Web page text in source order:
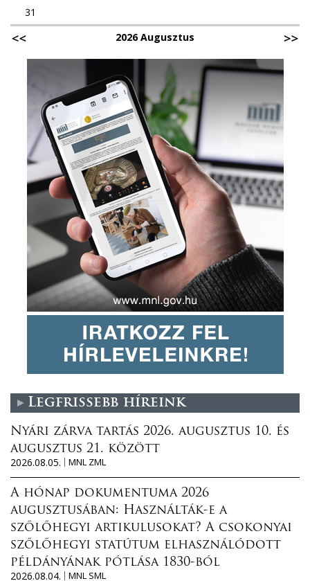
31
2026 Augusztus
Legfrissebb híreink
Nyári zárva tartás 2026. augusztus 10. és
augusztus 21. között
2026.08.05.
MNL ZML
A hónap dokumentuma 2026
augusztusában: Használták-e a
szőlőhegyi artikulusokat? A csokonyai
szőlőhegyi statútum elhasználódott
példányának pótlása 1830-ból
2026.08.04.
MNL SML